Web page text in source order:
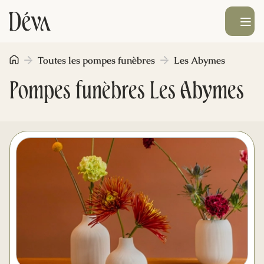
Obsèques
Prévoyance
Monument funéraire
Livraison de fleurs
Ouvrir le
Pompes funèbres Les Abymes
Toutes les pompes funèbres Les Abymes